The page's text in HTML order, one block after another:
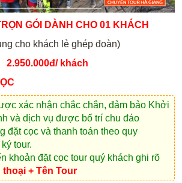
GÓI DÀNH CHO 01 KHÁCH
cho khách lẻ ghép đoàn)
2.950.000đ/ khách
xác nhận chắc chắn, đảm bảo Khởi
và dịch vụ được bố trí chu đáo
đặt cọc và thanh toán theo quy
tour.
khoản đặt cọc tour quý khách ghi rõ
thoại + Tên Tour